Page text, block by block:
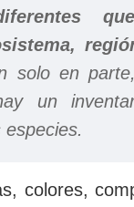
solo en
un
colores,